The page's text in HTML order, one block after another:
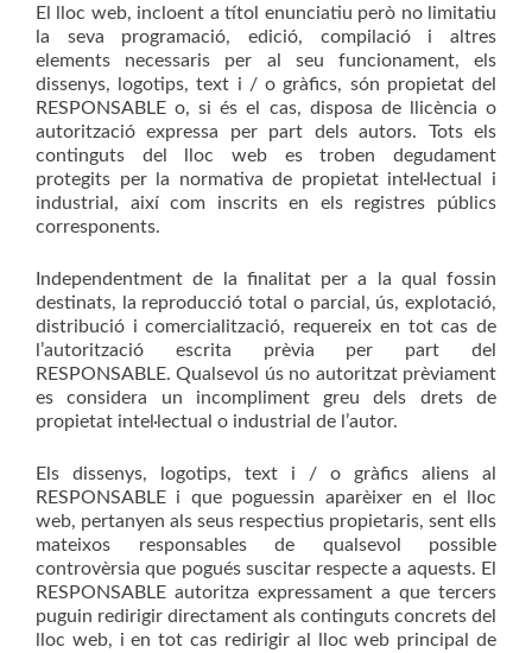
El lloc web, incloent a títol enunciatiu però no limitatiu
la seva programació, edició, compilació i altres
elements necessaris per al seu funcionament, els
dissenys, logotips, text i / o gràfics, són propietat del
RESPONSABLE o, si és el cas, disposa de llicència o
autorització expressa per part dels autors. Tots els
continguts del lloc web es troben degudament
protegits per la normativa de propietat intel·lectual i
industrial, així com inscrits en els registres públics
corresponents.
Independentment de la finalitat per a la qual fossin
destinats, la reproducció total o parcial, ús, explotació,
distribució i comercialització, requereix en tot cas de
l’autorització escrita prèvia per part del
RESPONSABLE. Qualsevol ús no autoritzat prèviament
es considera un incompliment greu dels drets de
propietat intel·lectual o industrial de l’autor.
Els dissenys, logotips, text i / o gràfics aliens al
RESPONSABLE i que poguessin aparèixer en el lloc
web, pertanyen als seus respectius propietaris, sent ells
mateixos responsables de qualsevol possible
controvèrsia que pogués suscitar respecte a aquests. El
RESPONSABLE autoritza expressament a que tercers
puguin redirigir directament als continguts concrets del
lloc web, i en tot cas redirigir al lloc web principal de